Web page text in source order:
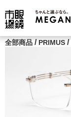
全部商品 / PRIMUS /